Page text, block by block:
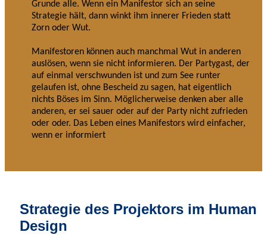
Grunde alle. Wenn ein Manifestor sich an seine
Strategie hält, dann winkt ihm innerer Frieden statt
Zorn oder Wut.
Manifestoren können auch manchmal Wut in anderen
auslösen, wenn sie nicht informieren. Der Partygast, der
auf einmal verschwunden ist und zum See runter
gelaufen ist, ohne Bescheid zu sagen, hat eigentlich
nichts Böses im Sinn. Möglicherweise denken aber alle
anderen, er sei sauer oder auf der Party nicht zufrieden
oder oder. Das Leben eines Manifestors wird einfacher,
wenn er informiert
Strategie des Projektors im Human
Design